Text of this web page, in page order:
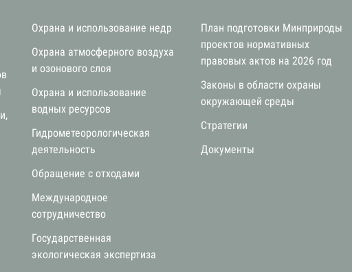
Охрана и использование недр
Охрана атмосферного воздуха
и озонового слоя
Охрана и использование
водных ресурсов
Гидрометеорологическая
деятельность
Обращение с отходами
Международное
сотрудничество
Государственная
экологическая экспертиза
План подготовки Минприроды
проектов нормативных
правовых актов на 2026 год
Законы в области охраны
окружающей среды
Стратегии
Документы